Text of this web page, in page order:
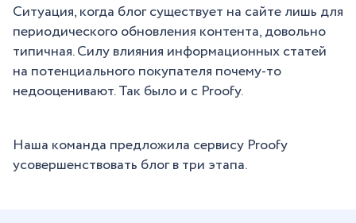
Ситуация, когда блог существует на сайте лишь для
периодического обновления контента, довольно
типичная. Силу влияния информационных статей
на потенциального покупателя почему-то
недооценивают. Так было и с Proofy.
Наша команда предложила сервису Proofy
усовершенствовать блог в три этапа.